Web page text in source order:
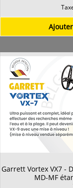
Garrett Vortex VX7 -
MD-MF